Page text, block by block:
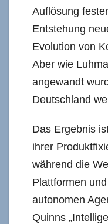
Auflösung
Entstehung
Evolution von
Aber wie
angewandt
Deutschland
Das Ergebnis
ihrer
während die
Plattformen
autonomen
Quinns